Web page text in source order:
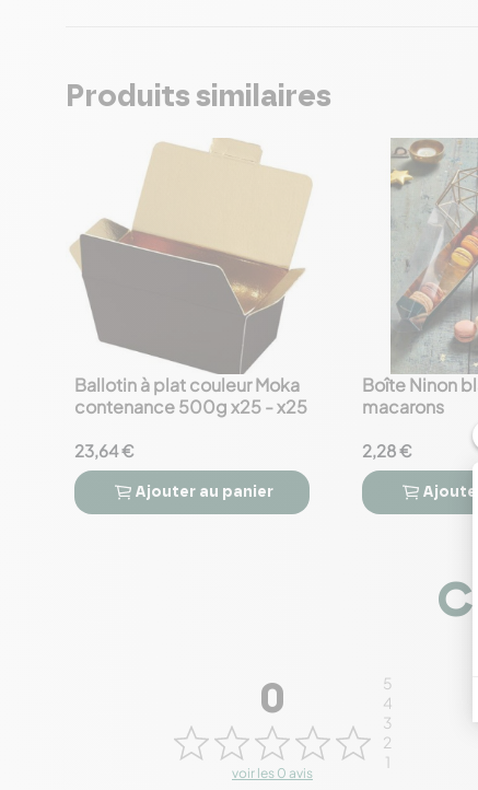
Produits similaires
favorite_border
Ballotin à plat couleur Moka
contenance 500g x25 - x25
23,64 €
 
Ajouter au panier
favorite_border
Boîte Ninon
macarons
2,28 €
 
Ajouter
0
voir les 0 avis
5
4
3
2
1